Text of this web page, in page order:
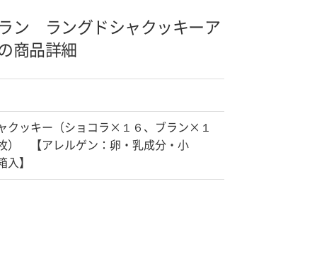
ン ラングドシャクッキーア
商品詳細
クッキー（ショコラ×１６、ブラン×１
） 【アレルゲン：卵・乳成分・小
】